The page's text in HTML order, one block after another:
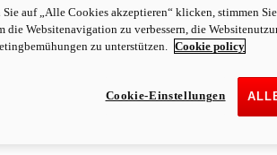
Sie auf „Alle Cookies akzeptieren“ klicken, stimmen
die Websitenavigation zu verbessern, die
zu unterstützen. Cookie policy
Cookie-Einstellungen